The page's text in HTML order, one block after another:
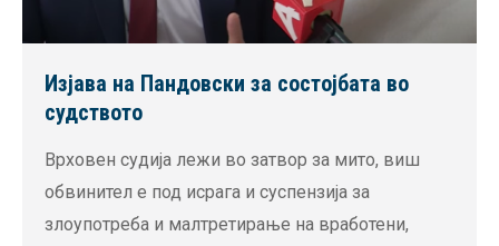
Изјава на Пандовски за состојбата во
судството
Врховен судија лежи во затвор за мито, виш
обвинител е под исрага и суспензија за
злоупотреба и малтретирање на вработени,